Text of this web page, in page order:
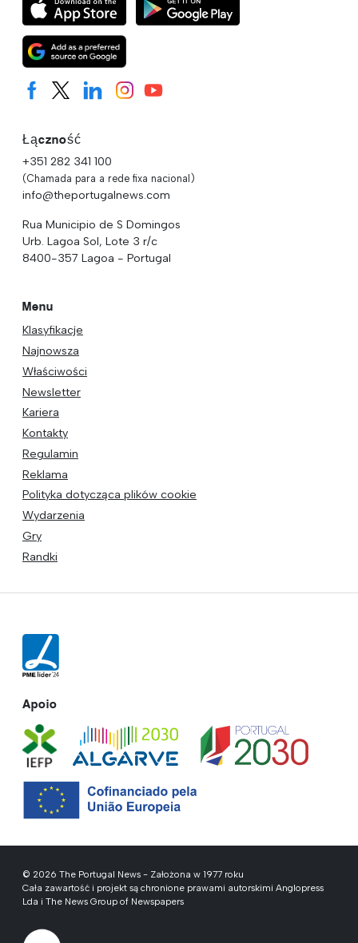
Łączność
+351 282 341 100
(Chamada para a rede fixa nacional)
info@theportugalnews.com
Rua Municipio de S Domingos
Urb. Lagoa Sol, Lote 3 r/c
8400-357 Lagoa - Portugal
Menu
Klasyfikacje
Najnowsza
Właściwości
Newsletter
Kariera
Kontakty
Regulamin
Reklama
Polityka dotycząca plików cookie
Wydarzenia
Gry
Randki
Apoio
© 2026 The Portugal News - Założona w 1977 roku
Cała zawartość i projekt są chronione prawami autorskimi Anglopress
Lda i The News Group of Newspapers